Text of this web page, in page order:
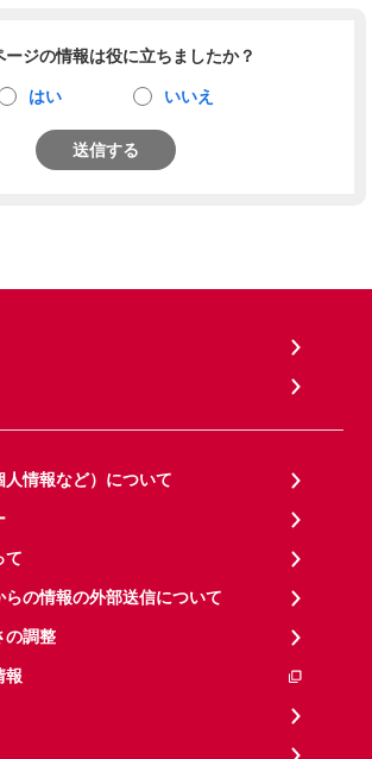
ージの情報は役に立ちましたか？
はい いいえ
送信する
情報など）について
て
の情報の外部送信について
の調整
報